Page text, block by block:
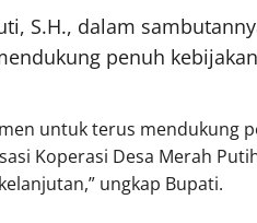
S.H., dalam
penuh
untuk terus mendukung
Koperasi Desa Merah
ungkap Bupati.